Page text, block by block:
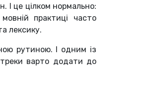
І це цілком нормально:
практиці часто
лексику.
рутиною. І одним із
треки варто додати до